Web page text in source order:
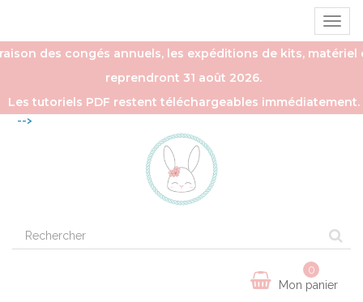
la
des congés annuels, les expéditions de kits, matériel
reprendront 31 août 2026.
Les tutoriels PDF restent téléchargeables immédiatement.
-->
Mon panier
0